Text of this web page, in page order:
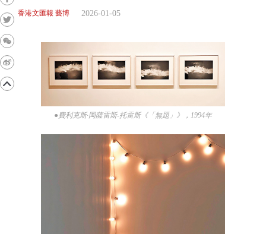
香港文匯報 藝博 2026-01-05
●費利克斯·岡薩雷斯-托雷斯《「無題」》，1994年